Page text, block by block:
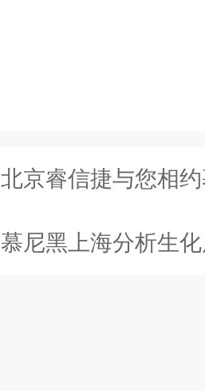
北京睿信捷与您相约
慕尼黑上海分析生